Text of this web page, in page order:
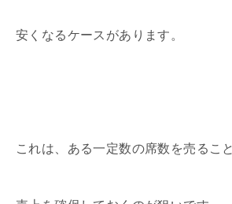
安くなるケースがあります。
これは、ある一定数の席数を売るこ